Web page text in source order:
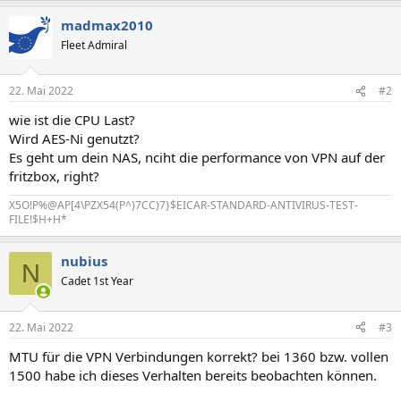
madmax2010
Fleet Admiral
22. Mai 2022 #2
wie ist die CPU Last?
Wird AES-Ni genutzt?
Es geht um dein NAS, nciht die performance von VPN auf der
fritzbox, right?
X5O!P%@AP[4\PZX54(P^)7CC)7}$EICAR-STANDARD-ANTIVIRUS-TEST-
FILE!$H+H*
N nubius
Cadet 1st Year
22. Mai 2022 #3
MTU für die VPN Verbindungen korrekt? bei 1360 bzw. vollen
1500 habe ich dieses Verhalten bereits beobachten können.